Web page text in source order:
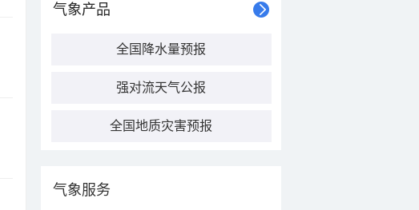
气象产品
全国降水量预报
强对流天气公报
全国地质灾害预报
气象服务